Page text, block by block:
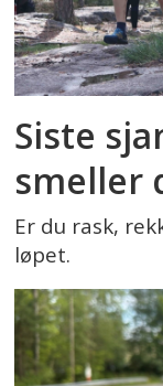
Siste
smeller
Er du rask,
løpet.